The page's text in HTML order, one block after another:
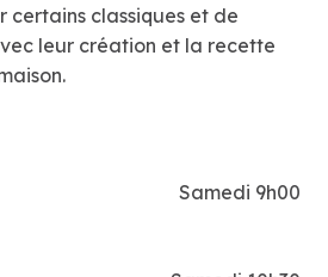
certains classiques et de
leur création et la recette
Samedi 9h00